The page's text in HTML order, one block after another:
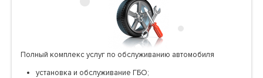
Полный комплекс услуг по обслуживанию автомобиля
установка и обслуживание ГБО;